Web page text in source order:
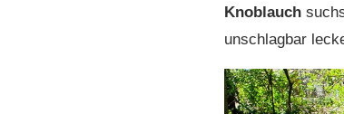
Knoblauch
unschlagbar